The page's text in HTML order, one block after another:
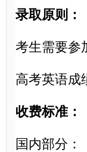
录取原则：
考生需要参
高考英语成
收费标准：
国内部分：